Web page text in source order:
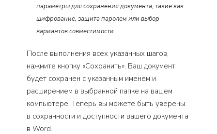
параметры для сохранения документа, такие как
шифрование, защита паролем или выбор
вариантов совместимости.
После выполнения всех указанных шагов,
нажмите кнопку «Сохранить». Ваш документ
будет сохранен с указанным именем и
расширением в выбранной папке на вашем
компьютере. Теперь вы можете быть уверены
в сохранности и доступности вашего документа
в Word.